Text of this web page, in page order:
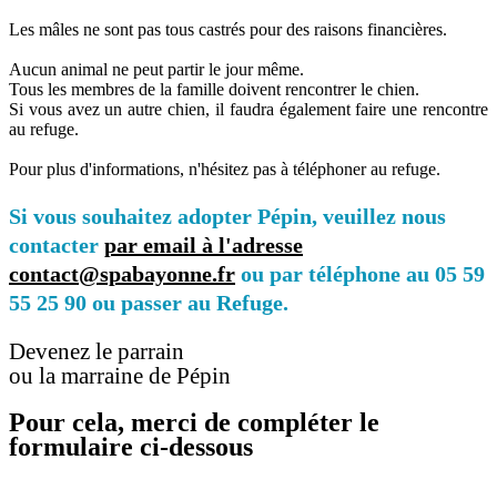
Les mâles ne sont pas tous castrés pour des raisons financières.
Aucun animal ne peut partir le jour même.
Tous les membres de la famille doivent rencontrer le chien.
Si vous avez un autre chien, il faudra également faire une rencontre
au refuge.
Pour plus d'informations, n'hésitez pas à téléphoner au refuge.
Si vous souhaitez adopter Pépin, veuillez nous
contacter par email à l'adresse
contact@spabayonne.fr ou par téléphone au 05 59
55 25 90 ou passer au Refuge.
Devenez le parrain
ou la marraine de Pépin
Pour cela, merci de compléter le
formulaire ci-dessous